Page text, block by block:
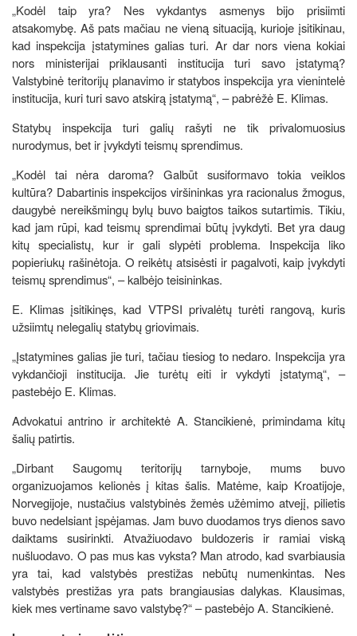
„Kodėl taip yra? Nes vykdantys asmenys bijo prisiimti
atsakomybę. Aš pats mačiau ne vieną situaciją, kurioje įsitikinau,
kad inspekcija įstatymines galias turi. Ar dar nors viena kokiai
nors ministerijai priklausanti institucija turi savo įstatymą?
Valstybinė teritorijų planavimo ir statybos inspekcija yra vienintelė
institucija, kuri turi savo atskirą įstatymą“, – pabrėžė E. Klimas.
Statybų inspekcija turi galių rašyti ne tik privalomuosius
nurodymus, bet ir įvykdyti teismų sprendimus.
„Kodėl tai nėra daroma? Galbūt susiformavo tokia veiklos
kultūra? Dabartinis inspekcijos viršininkas yra racionalus žmogus,
daugybė nereikšmingų bylų buvo baigtos taikos sutartimis. Tikiu,
kad jam rūpi, kad teismų sprendimai būtų įvykdyti. Bet yra daug
kitų specialistų, kur ir gali slypėti problema. Inspekcija liko
popieriukų rašinėtoja. O reikėtų atsisėsti ir pagalvoti, kaip įvykdyti
teismų sprendimus“, – kalbėjo teisininkas.
E. Klimas įsitikinęs, kad VTPSI privalėtų turėti rangovą, kuris
užsiimtų nelegalių statybų griovimais.
„Įstatymines galias jie turi, tačiau tiesiog to nedaro. Inspekcija yra
vykdančioji institucija. Jie turėtų eiti ir vykdyti įstatymą“, –
pastebėjo E. Klimas.
Advokatui antrino ir architektė A. Stancikienė, primindama kitų
šalių patirtis.
„Dirbant Saugomų teritorijų tarnyboje, mums buvo
organizuojamos kelionės į kitas šalis. Matėme, kaip Kroatijoje,
Norvegijoje, nustačius valstybinės žemės užėmimo atvejį, pilietis
buvo nedelsiant įspėjamas. Jam buvo duodamos trys dienos savo
daiktams susirinkti. Atvažiuodavo buldozeris ir ramiai viską
nušluodavo. O pas mus kas vyksta? Man atrodo, kad svarbiausia
yra tai, kad valstybės prestižas nebūtų numenkintas. Nes
valstybės prestižas yra pats brangiausias dalykas. Klausimas,
kiek mes vertiname savo valstybę?“ – pastebėjo A. Stancikienė.